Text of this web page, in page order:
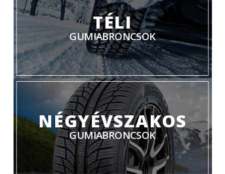
TÉLI
GUMIABRONCSOK
NÉGYÉVSZAKOS
GUMIABRONCSOK